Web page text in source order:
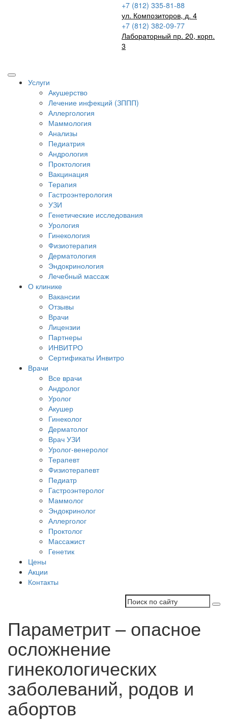
+7 (812) 335-81-88
ул. Композиторов, д. 4
+7 (812) 382-09-77
Лабораторный пр. 20, корп.
3
Услуги
Акушерство
Лечение инфекций (ЗППП)
Аллергология
Маммология
Анализы
Педиатрия
Андрология
Проктология
Вакцинация
Терапия
Гастроэнтерология
УЗИ
Генетические исследования
Урология
Гинекология
Физиотерапия
Дерматология
Эндокринология
Лечебный массаж
О клинике
Вакансии
Отзывы
Врачи
Лицензии
Партнеры
ИНВИТРО
Сертификаты Инвитро
Врачи
Все врачи
Андролог
Уролог
Акушер
Гинеколог
Дерматолог
Врач УЗИ
Уролог-венеролог
Терапевт
Физиотерапевт
Педиатр
Гастроэнтеролог
Маммолог
Эндокринолог
Аллерголог
Проктолог
Массажист
Генетик
Цены
Акции
Контакты
Параметрит – опасное
осложнение
гинекологических
заболеваний, родов и
абортов